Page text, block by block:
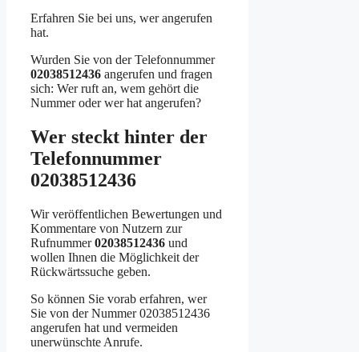
Erfahren Sie bei uns, wer angerufen
hat.
Wurden Sie von der Telefonnummer
02038512436 angerufen und fragen
sich: Wer ruft an, wem gehört die
Nummer oder wer hat angerufen?
Wer steckt hinter der
Telefonnummer
02038512436
Wir veröffentlichen Bewertungen und
Kommentare von Nutzern zur
Rufnummer02038512436 und
wollen Ihnen die Möglichkeit der
Rückwärtssuche geben.
So können Sie vorab erfahren, wer
Sie von der Nummer 02038512436
angerufen hat und vermeiden
unerwünschte Anrufe.